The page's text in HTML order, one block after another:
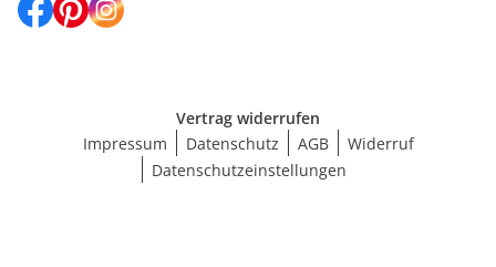
Vertrag widerrufen
Impressum
Datenschutz AGB
Widerruf
Datenschutzeinstellungen